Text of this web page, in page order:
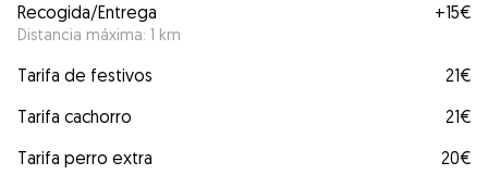
Recogida/Entrega
Distancia máxima: 1 km
+15€
Tarifa de festivos
21€
Tarifa cachorro
21€
Tarifa perro extra
20€